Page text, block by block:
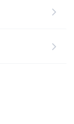
de la